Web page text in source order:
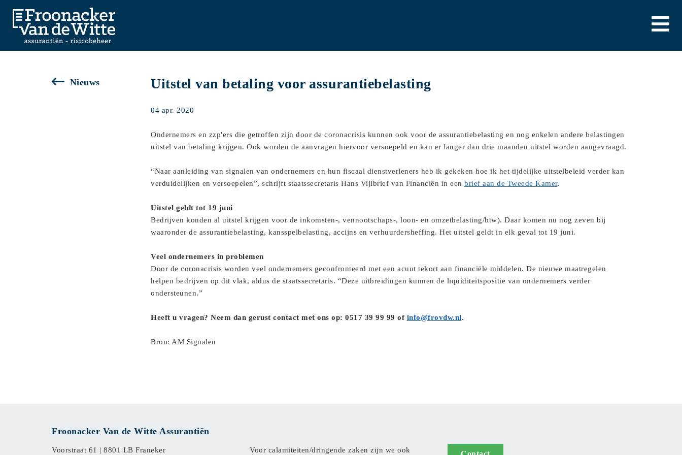
Nieuws Uitstel van betaling voor assurantiebelasting
04 apr. 2020
Ondernemers en zzp'ers die getroffen zijn door de coronacrisis kunnen ook voor de assurantiebelasting en nog enkelen andere belastingen
uitstel van betaling krijgen. Ook worden de aanvragen hiervoor versoepeld en kan er langer dan drie maanden uitstel worden aangevraagd.
“Naar aanleiding van signalen van ondernemers en hun fiscaal dienstverleners heb ik gekeken hoe ik het tijdelijke uitstelbeleid verder kan
verduidelijken en versoepelen”, schrijft staatssecretaris Hans Vijlbrief van Financiën in een brief aan de Tweede Kamer.
Uitstel geldt tot 19 juni
Bedrijven konden al uitstel krijgen voor de inkomsten-, vennootschaps-, loon- en omzetbelasting/btw). Daar komen nu nog zeven bij
waaronder de assurantiebelasting, kansspelbelasting, accijns en verhuurdersheffing. Het uitstel geldt in elk geval tot 19 juni.
Veel ondernemers in problemen
Door de coronacrisis worden veel ondernemers geconfronteerd met een acuut tekort aan financiële middelen. De nieuwe maatregelen
helpen bedrijven op dit vlak, aldus de staatssecretaris. “Deze uitbreidingen kunnen de liquiditeitspositie van ondernemers verder
ondersteunen.”
Heeft u vragen? Neem dan gerust contact met ons op: 0517 39 99 99 of info@frovdw.nl.
Bron: AM Signalen
Froonacker Van de Witte Assurantiën
Voorstraat 61 | 8801 LB Franeker Voor calamiteiten/dringende zaken zijn we ook